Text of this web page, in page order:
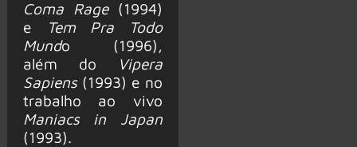
Coma Rage(1994)
e
Tem Pra Todo
Mundo (1996),
além do
Vipera
Sapiens(1993) e no
trabalho ao vivo
Maniacs in Japan
(1993).